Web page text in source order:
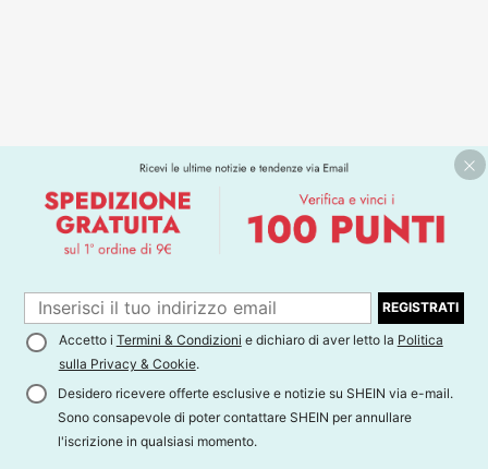
REGISTRATI
Accetto i Termini & Condizioni e dichiaro di aver letto la Politica
sulla Privacy & Cookie.
Desidero ricevere offerte esclusive e notizie su SHEIN via e-mail.
Sono consapevole di poter contattare SHEIN per annullare
l'iscrizione in qualsiasi momento.